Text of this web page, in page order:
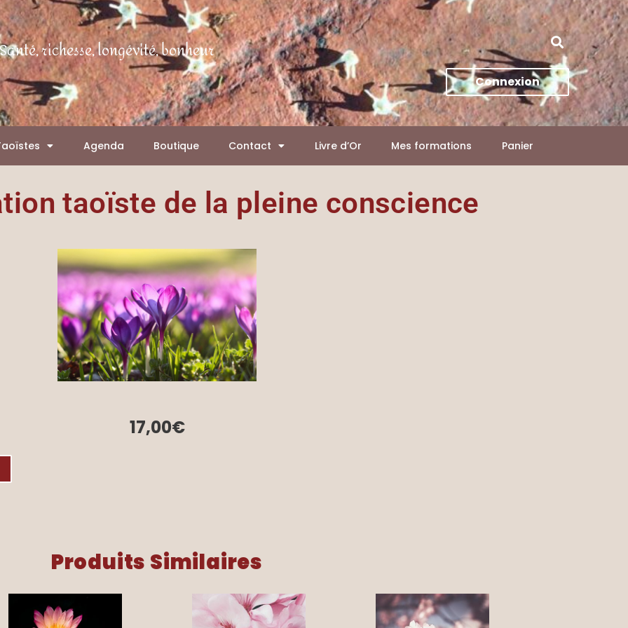
Santé, richesse, longévité, bonheur
Connexion
Agenda Boutique Contact Livre d’Or Mes formations Panier
taoïste de la pleine conscience
17,00€
Produits Similaires